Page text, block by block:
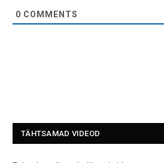
0 COMMENTS
TÄHTSAMAD VIDEOD